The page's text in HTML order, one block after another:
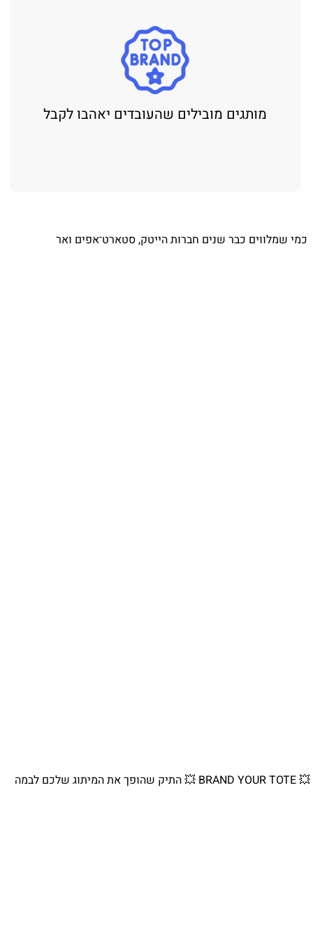
מותגים מובילים שהעובדים יאהבו לקבל
⁨ כמי שמלווים כבר שנים חברות הייטק, סטארט־אפים ואר
💥 BRAND YOUR TOTE 💥 התיק שהופך את המיתוג שלכם לבמה